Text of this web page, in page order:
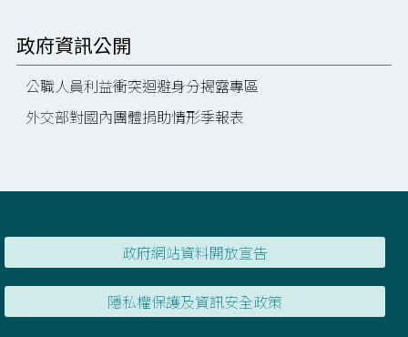
政府資訊公開
公職人員利益衝突迴避身分揭露專區
外交部對國內團體捐助情形季報表
政府網站資料開放宣告
隱私權保護及資訊安全政策